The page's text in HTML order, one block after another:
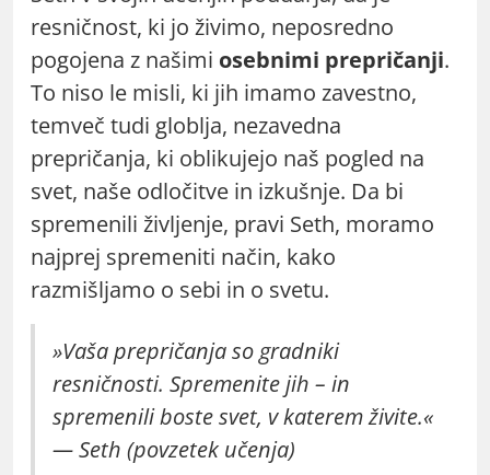
resničnost, ki jo živimo, neposredno
pogojena z našimi osebnimi prepričanji.
To niso le misli, ki jih imamo zavestno,
temveč tudi globlja, nezavedna
prepričanja, ki oblikujejo naš pogled na
svet, naše odločitve in izkušnje. Da bi
spremenili življenje, pravi Seth, moramo
najprej spremeniti način, kako
razmišljamo o sebi in o svetu.
»Vaša prepričanja so gradniki
resničnosti. Spremenite jih – in
spremenili boste svet, v katerem živite.«
— Seth (povzetek učenja)